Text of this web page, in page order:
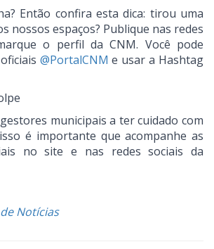
Então confira esta dica: tirou uma
nossos espaços? Publique nas redes
o perfil da CNM. Você pode
@PortalCNM e usar a Hashtag
municipais a ter cuidado com
é importante que acompanhe as
no site e nas redes sociais da
Notícias